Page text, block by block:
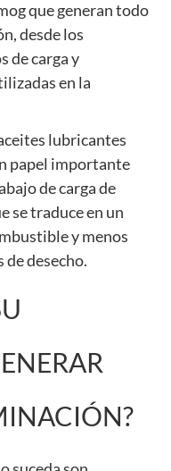
que generan todo
desde los
de carga y
en la
lubricantes
papel importante
de carga de
se traduce en un
y menos
desecho.